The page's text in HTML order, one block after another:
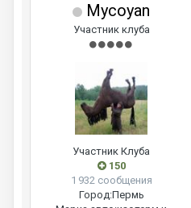
Mycoyan
Участник клуба
Участник Клуба
150
1 932 сообщения
Город:Пермь